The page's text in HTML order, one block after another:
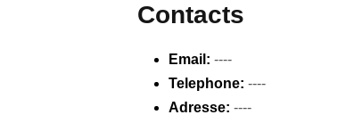
Contacts
Email: ----
Telephone: ----
Adresse: ----